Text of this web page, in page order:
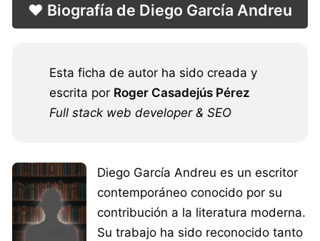
❤️ Biografía de Diego García Andreu
Esta ficha de autor ha sido creada y
escrita por Roger Casadejús Pérez
Full stack web developer & SEO
Diego García Andreu es un escritor
contemporáneo conocido por su
contribución a la literatura moderna.
Su trabajo ha sido reconocido tanto